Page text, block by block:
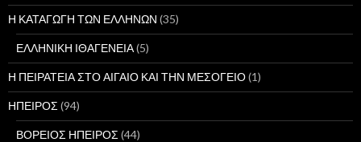
Η ΚΑΤΑΓΩΓΗ ΤΩΝ ΕΛΛΗΝΩΝ (35)
ΕΛΛΗΝΙΚΗ ΙΘΑΓΕΝΕΙΑ(5)
Η ΠΕΙΡΑΤΕΙΑ ΣΤΟ ΑΙΓΑΙΟ ΚΑΙ ΤΗΝ ΜΕΣΟΓΕΙΟ(1)
ΗΠΕΙΡΟΣ (94)
ΒΟΡΕΙΟΣ ΗΠΕΙΡΟΣ (44)